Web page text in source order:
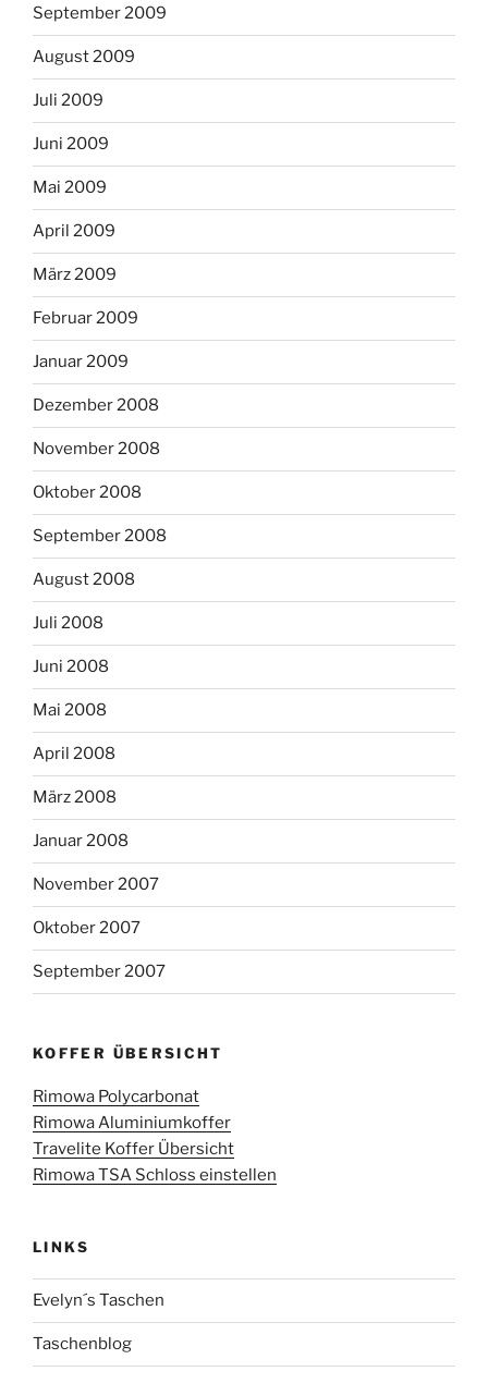
September 2009
August 2009
Juli 2009
Juni 2009
Mai 2009
April 2009
März 2009
Februar 2009
Januar 2009
Dezember 2008
November 2008
Oktober 2008
September 2008
August 2008
Juli 2008
Juni 2008
Mai 2008
April 2008
März 2008
Januar 2008
November 2007
Oktober 2007
September 2007
KOFFER ÜBERSICHT
Rimowa Polycarbonat
Rimowa Aluminiumkoffer
Travelite Koffer Übersicht
Rimowa TSA Schloss einstellen
LINKS
Evelyn´s Taschen
Taschenblog